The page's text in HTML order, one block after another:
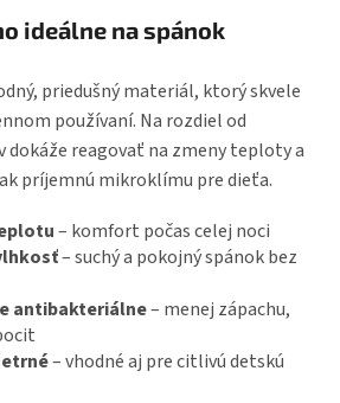
ideálne na spánok
priedušný materiál, ktorý skvele
používaní. Na rozdiel od
dokáže reagovať na zmeny teploty a
príjemnú mikroklímu pre dieťa.
– komfort počas celej noci
– suchý a pokojný spánok bez
antibakteriálne– menej zápachu,
– vhodné aj pre citlivú detskú